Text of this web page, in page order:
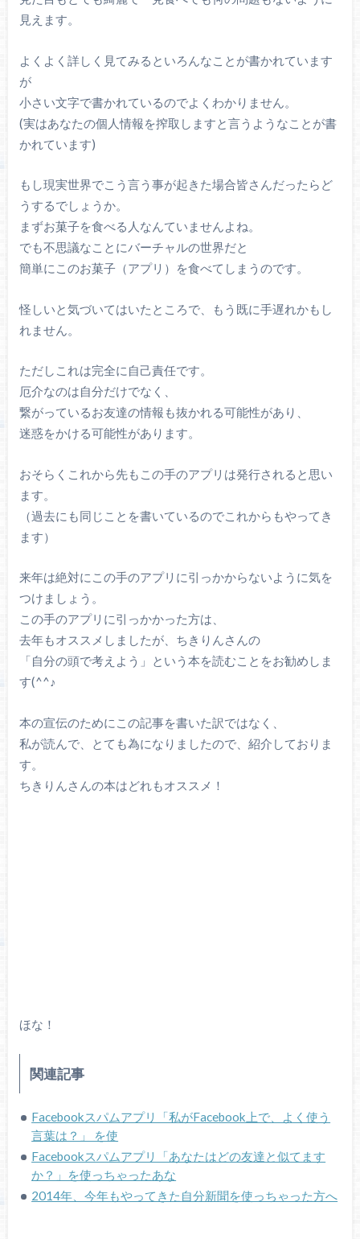
見えます。
よくよく詳しく見てみるといろんなことが書かれています
が
小さい文字で書かれているのでよくわかりません。
(実はあなたの個人情報を搾取しますと言うようなことが書
かれています)
もし現実世界でこう言う事が起きた場合皆さんだったらど
うするでしょうか。
まずお菓子を食べる人なんていませんよね。
でも不思議なことにバーチャルの世界だと
簡単にこのお菓子（アプリ）を食べてしまうのです。
怪しいと気づいてはいたところで、もう既に手遅れかもし
れません。
ただしこれは完全に自己責任です。
厄介なのは自分だけでなく、
繋がっているお友達の情報も抜かれる可能性があり、
迷惑をかける可能性があります。
おそらくこれから先もこの手のアプリは発行されると思い
ます。
（過去にも同じことを書いているのでこれからもやってき
ます）
来年は絶対にこの手のアプリに引っかからないように気を
つけましょう。
この手のアプリに引っかかった方は、
去年もオススメしましたが、ちきりんさんの
「自分の頭で考えよう」という本を読むことをお勧めしま
す(^^♪
本の宣伝のためにこの記事を書いた訳ではなく、
私が読んで、とても為になりましたので、紹介しておりま
す。
ちきりんさんの本はどれもオススメ！
ほな！
関連記事
Facebookスパムアプリ「私がFacebook上で、よく使う
言葉は？」 を使
Facebookスパムアプリ「あなたはどの友達と似てます
か？」を使っちゃったあな
2014年、今年もやってきた自分新聞を使っちゃった方へ